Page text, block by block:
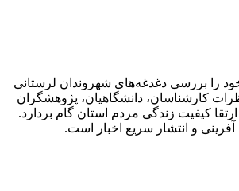
را بررسی دغدغه‌های شهروندان لرستانی
کارشناسان، دانشگاهیان، پژوهشگران
کیفیت زندگی مردم استان گام بردارد.
و انتشار سریع اخبار است.